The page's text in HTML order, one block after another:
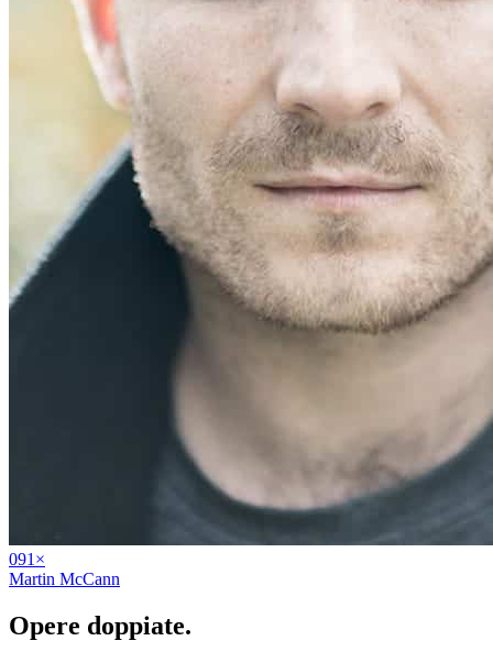
091 ×
Martin McCann
Opere doppiate.